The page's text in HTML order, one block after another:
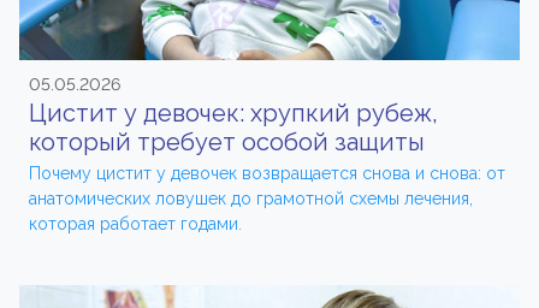
05.05.2026
Цистит у девочек: хрупкий рубеж,
который требует особой защиты
Почему цистит у девочек возвращается снова и снова: от
анатомических ловушек до грамотной схемы лечения,
которая работает годами.